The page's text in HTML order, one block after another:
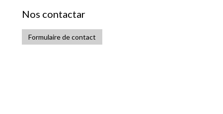
Nos contactar
Formulaire de contact